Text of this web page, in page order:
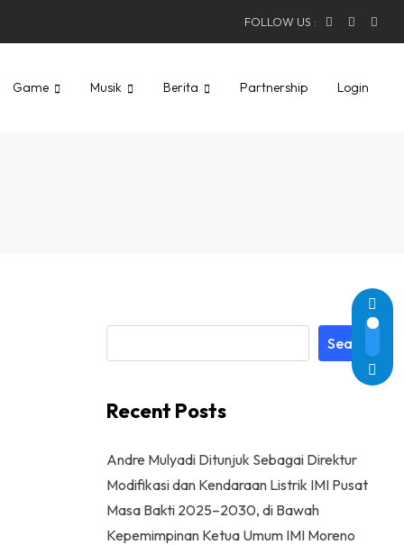
FOLLOW US :
Game Musik Berita Partnership Login
Search
Recent Posts
Andre Mulyadi Ditunjuk Sebagai Direktur
Modifikasi dan Kendaraan Listrik IMI Pusat
Masa Bakti 2025–2030, di Bawah
Kepemimpinan Ketua Umum IMI Moreno